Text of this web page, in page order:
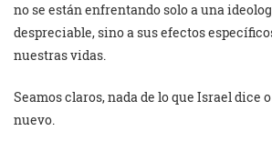
no se están enfrentando solo a una
despreciable, sino a sus efectos
nuestras vidas.
Seamos claros, nada de lo que Israel dice
nuevo.